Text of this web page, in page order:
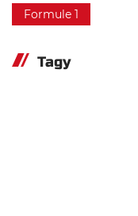
Formule 1
Tagy